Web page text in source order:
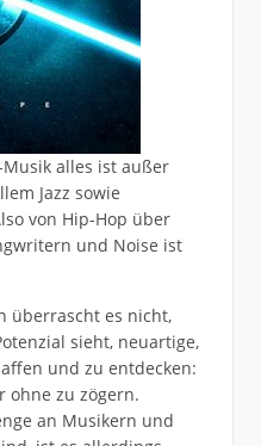
alles ist außer
Jazz sowie
von Hip-Hop über
und Noise ist
überrascht es nicht,
sieht, neuartige,
und zu entdecken:
ohne zu zögern.
an Musikern und